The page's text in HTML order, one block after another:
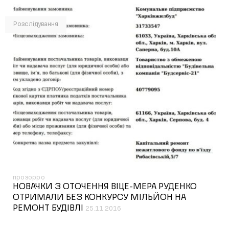
Розслідування
прозорро
НОВАЧКИ З ОТОЧЕННЯ ВІЦЕ-МЕРА РУДЕНКО
ОТРИМАЛИ БЕЗ КОНКУРСУ МІЛЬЙОН НА
РЕМОНТ БУДІВЛІ
25.11.2016